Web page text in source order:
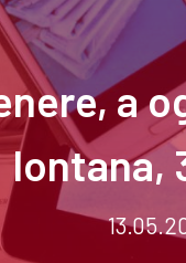
a
lontana,